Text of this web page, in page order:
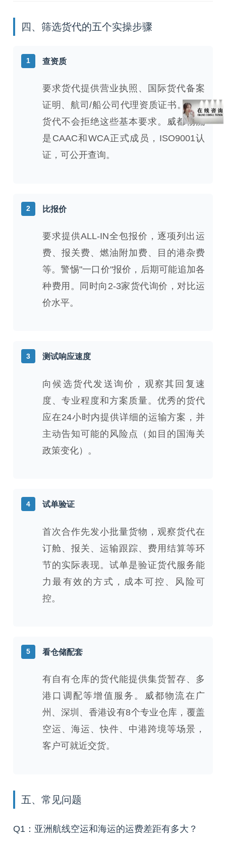
四、筛选货代的五个实操步骤
1 查资质
要求货代提供营业执照、国际货代备案
证明、航司/船公司代理资质证书。正规
货代不会拒绝这些基本要求。威都物流
是CAAC和WCA正式成员，ISO9001认
证，可公开查询。
2 比报价
要求提供ALL-IN全包报价，逐项列出运
费、报关费、燃油附加费、目的港杂费
等。警惕"一口价"报价，后期可能追加各
种费用。同时向2-3家货代询价，对比运
价水平。
3 测试响应速度
向候选货代发送询价，观察其回复速
度、专业程度和方案质量。优秀的货代
应在24小时内提供详细的运输方案，并
主动告知可能的风险点（如目的国海关
政策变化）。
4 试单验证
首次合作先发小批量货物，观察货代在
订舱、报关、运输跟踪、费用结算等环
节的实际表现。试单是验证货代服务能
力最有效的方式，成本可控、风险可
控。
5 看仓储配套
有自有仓库的货代能提供集货暂存、多
港口调配等增值服务。威都物流在广
州、深圳、香港设有8个专业仓库，覆盖
空运、海运、快件、中港跨境等场景，
客户可就近交货。
五、常见问题
Q1：亚洲航线空运和海运的运费差距有多大？